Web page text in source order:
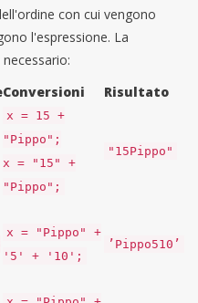
con cui vengono
l'espressione. La
Conversioni
Risultato
x = 15 +
"Pippo";
x = "15" +
"Pippo";
"15Pippo"
x = "Pippo" +
'5' + '10';
’Pippo510’